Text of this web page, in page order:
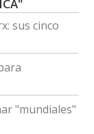
sus cinco
"mundiales"